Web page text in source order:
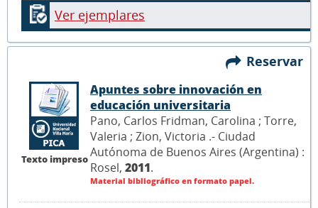
Ver ejemplares
Reservar
Texto impreso
Apuntes sobre innovación en
educación universitaria
Pano, Carlos Fridman, Carolina ; Torre,
Valeria ; Zion, Victoria .- Ciudad
Autónoma de Buenos Aires (Argentina) :
Rosel, 2011.
Material bibliográfico en formato papel.